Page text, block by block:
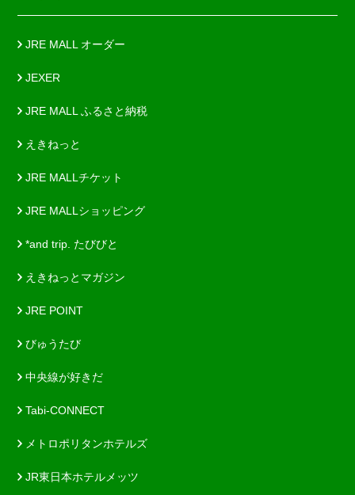
JRE MALL オーダー
JEXER
JRE MALL ふるさと納税
えきねっと
JRE MALLチケット
JRE MALLショッピング
*and trip. たびびと
えきねっとマガジン
JRE POINT
びゅうたび
中央線が好きだ
Tabi-CONNECT
メトロポリタンホテルズ
JR東日本ホテルメッツ